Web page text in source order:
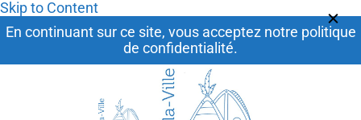
Skip to Content
En continuant sur ce site, vous acceptez notre politique
de confidentialité.